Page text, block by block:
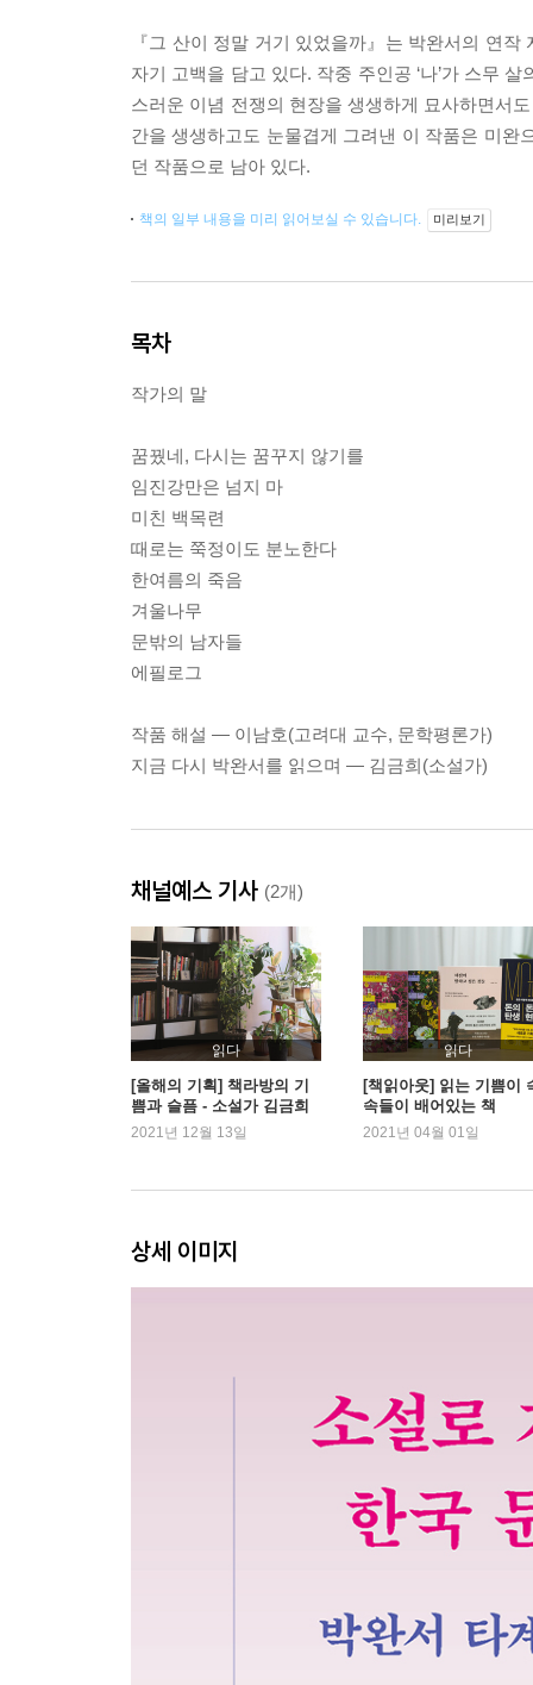
『그 산이 정말 거기 있었을까』는 박완서의 연
자기 고백을 담고 있다. 작중 주인공 ‘나’가 스무
스러운 이념 전쟁의 현장을 생생하게 묘사하면서
간을 생생하고도 눈물겹게 그려낸 이 작품은 미
던 작품으로 남아 있다.
책의 일부 내용을 미리 읽어보실 수 있습니다. 미리보기
목차
작가의 말
꿈꿨네, 다시는 꿈꾸지 않기를
임진강만은 넘지 마
미친 백목련
때로는 쭉정이도 분노한다
한여름의 죽음
겨울나무
문밖의 남자들
에필로그
작품 해설 ― 이남호(고려대 교수, 문학평론가)
지금 다시 박완서를 읽으며 ― 김금희(소설가)
채널예스 기사 (2개)
읽다
[올해의 기획] 책라방의 기
쁨과 슬픔 - 소설가 김금희
2021년 12월 13일
읽다
[책읽아웃] 읽는 기쁨이
속들이 배어있는 책
2021년 04월 01일
상세 이미지